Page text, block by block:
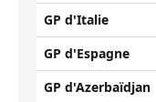
GP d'Italie
GP d'Espagne
GP d'Azerbaïdjan